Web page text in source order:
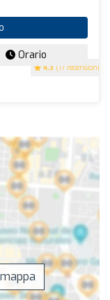
4.3 (17 recensioni)
Orario